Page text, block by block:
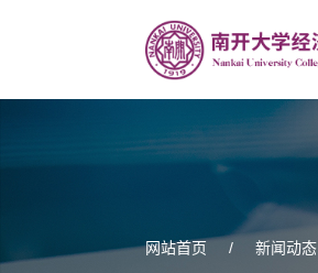
网站首页 / 新闻动态